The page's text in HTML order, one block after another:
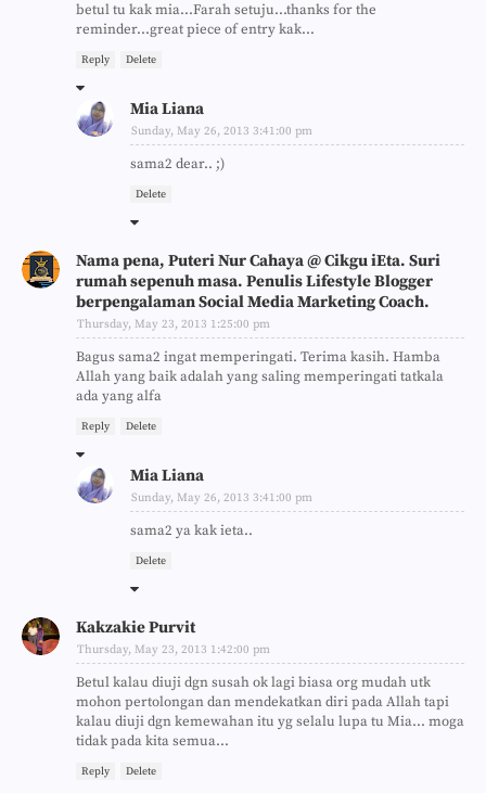
betul tu kak mia...Farah setuju...thanks for the
reminder...great piece of entry kak...
Reply Delete
Mia Liana
Sunday, May 26, 2013 3:41:00 pm
sama2 dear.. ;)
Delete
Nama pena, Puteri Nur Cahaya @ Cikgu iEta. Suri
rumah sepenuh masa. Penulis Lifestyle Blogger
berpengalaman Social Media Marketing Coach.
Thursday, May 23, 2013 1:25:00 pm
Bagus sama2 ingat memperingati. Terima kasih. Hamba
Allah yang baik adalah yang saling memperingati tatkala
ada yang alfa
Reply Delete
Mia Liana
Sunday, May 26, 2013 3:41:00 pm
sama2 ya kak ieta..
Delete
Kakzakie Purvit
Thursday, May 23, 2013 1:42:00 pm
Betul kalau diuji dgn susah ok lagi biasa org mudah utk
mohon pertolongan dan mendekatkan diri pada Allah tapi
kalau diuji dgn kemewahan itu yg selalu lupa tu Mia... moga
tidak pada kita semua...
Reply Delete